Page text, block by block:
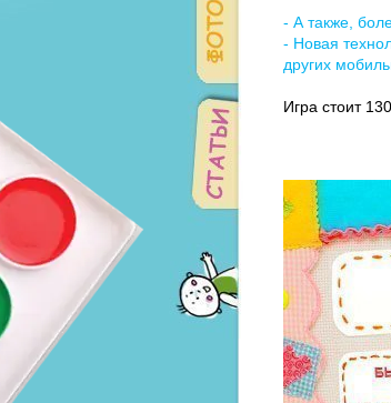
- А также,
- Новая
других
Игра стоит